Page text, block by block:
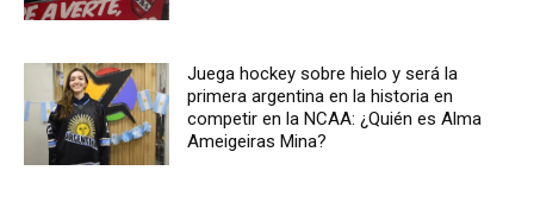
Juega hockey sobre hielo y será la
primera argentina en la historia en
competir en la NCAA: ¿Quién es Alma
Ameigeiras Mina?